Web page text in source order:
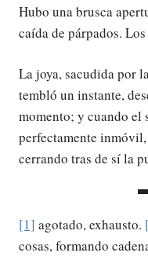
Hubo una brusca
caída de párpados.
La joya, sacudida por
tembló un instante,
momento; y cuando
perfectamente
cerrando tras de sí la
[1] agotado, exhausto.
cosas, formando